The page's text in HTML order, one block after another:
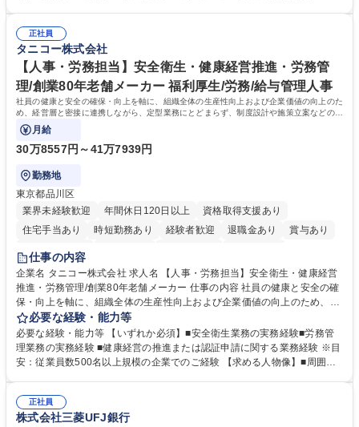
業務をお任せします。残業も基本的には発生せず、ご自身のペースで業務
を進めやすく定着率の高い環境です。 募集職種 東京【経理・総務】週1日
出社程度のリモート中心/残業基本無/独立系ファーム
【働き方について】現在は週4日程度の在宅勤務を実施しており、ワーク
ライフバランスを重視する方に最適な環境です（フルリモートも面接で相
談可）。【求める人物像】幅広いバックオフィス業務に柔軟に対応でき、
社内外と円滑にコミュニケーションを取りながら業務を推進できる方 学
歴・資格 学歴：大学院 大学 高専 短大 専修学校 高校 語学力： 資格：
正社員
タニコー株式会社
【人事・労務担当】安全衛生・健康経営推進・労務管
理/創業80年老舗メーカー 福利厚生/労務/給与管理人事
社員の健康と安全の確保・向上を軸に、組織全体の生産性向上および企業価値の向上のた
め、経営層と密接に連携しながら、定型業務にとどまらず、制度設計や施策立案などの上
流工程から関与していただきます。
月給
30万8557円～41万7939円
勤務地
東京都品川区
業界未経験歓迎
年間休日120日以上
資格取得支援あり
住宅手当あり
時短勤務あり 経験者歓迎 退職金あり
賞与あり
完全週休2日制
寮・社宅あり
仕事の内容
企業名 タニコー株式会社 求人名 【人事・労務担当】安全衛生・健康経営
推進・労務管理/創業80年老舗メーカー 仕事の内容 社員の健康と安全の確
保・向上を軸に、組織全体の生産性向上および企業価値の向上のため、経
営層と密接に連携しながら、定型業務にとどまらず、制度設計や施策立案
などの上流工程から関与していただきます。 【主な業務内容】■安全衛生
業務（ストレスチェック、健康診断の運用、産業医との連携 など）■健康
経営認証取得に向けた企画・推進■労務管理（労働時間の分析、労働環境
を底上げすべく、ともにご活躍いただける方の増員募集となります。 募集
職種 【人事・労務担当】安全衛生・健康経営推進・労務管理/創業80年老
必要な経験・能力等
必要な経験・能力等 【いずれか必須】■安全衛生業務の実務経験■労務管
理業務の実務経験 ■健康経営の推進または認証申請に関する業務経験 ※目
安：従業員数500名以上規模の企業でのご経験 【求める人物像】■周囲
部門と連携しながら業務を推進できる方■Excelや労務管理システムの実務
使用経験をお持ちの方 学歴・資格 学歴：大学院 大学 高専 短大 専修学校
正社員
株式会社三菱UFJ銀行